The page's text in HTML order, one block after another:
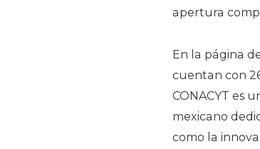
apertura
En la página
cuentan con
CONACYT es
mexicano
como la